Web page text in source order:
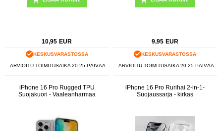
10,95 EUR
KESKUSVARASTOSSA
ARVIOITU TOIMITUSAIKA 20-25 PÄIVÄÄ
9,95 EUR
KESKUSVARASTOSSA
ARVIOITU TOIMITUSAIKA 20-25 PÄIVÄÄ
iPhone 16 Pro Rugged TPU
Suojakuori - Vaaleanharmaa
iPhone 16 Pro Rurihai 2-in-1-
Suojaussarja - kirkas